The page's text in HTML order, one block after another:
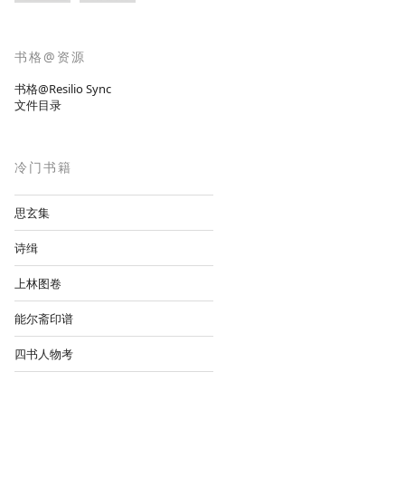
书格@资源
书格@Resilio Sync
文件目录
冷门书籍
思玄集
诗缉
上林图卷
能尔斋印谱
四书人物考